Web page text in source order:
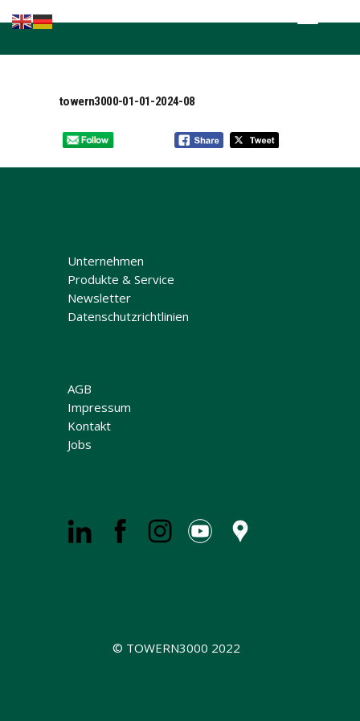
Kompetenzen
lead
Fachnews
towern3000-01-01-2024-08
Unternehmen
Produkte & Service
Newsletter
Datenschutzrichtlinien
AGB
Impressum
Kontakt
Jobs
© TOWERN3000 2022